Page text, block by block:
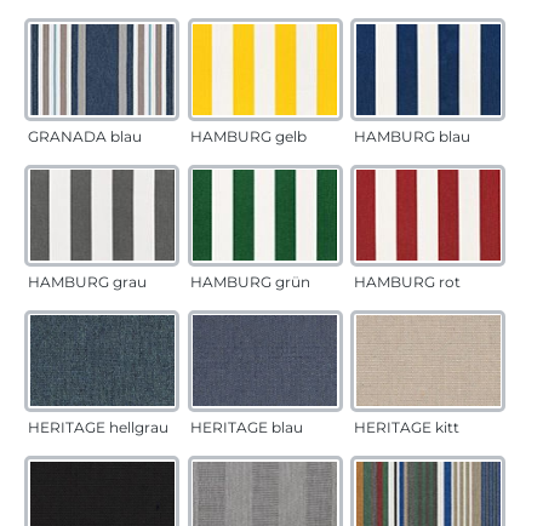
GRANADA blau HAMBURG gelb HAMBURG blau
HAMBURG grau HAMBURG grün HAMBURG rot
HERITAGE hellgrau HERITAGE blau HERITAGE kitt